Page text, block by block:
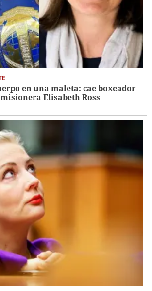
en una maleta: cae boxeador
Elisabeth Ross